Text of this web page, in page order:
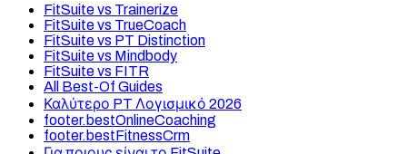
FitSuite vs Trainerize
FitSuite vs TrueCoach
FitSuite vs PT Distinction
FitSuite vs Mindbody
FitSuite vs FITR
All Best-Of Guides
Καλύτερο PT Λογισμικό 2026
footer.bestOnlineCoaching
footer.bestFitnessCrm